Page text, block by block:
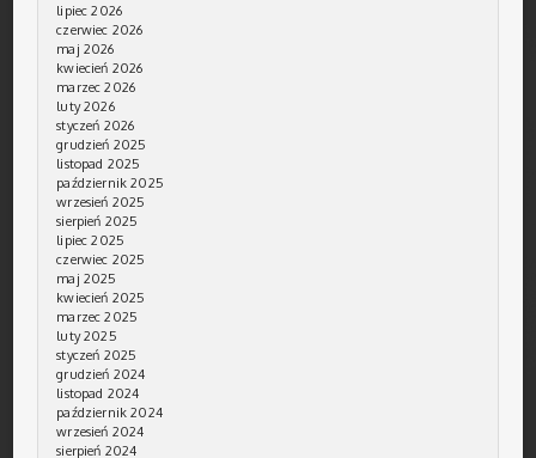
lipiec 2026
czerwiec 2026
maj 2026
kwiecień 2026
marzec 2026
luty 2026
styczeń 2026
grudzień 2025
listopad 2025
październik 2025
wrzesień 2025
sierpień 2025
lipiec 2025
czerwiec 2025
maj 2025
kwiecień 2025
marzec 2025
luty 2025
styczeń 2025
grudzień 2024
listopad 2024
październik 2024
wrzesień 2024
sierpień 2024